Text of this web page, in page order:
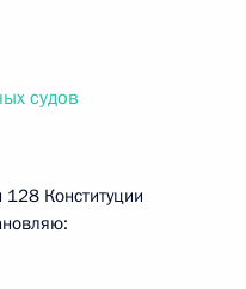
судов
128 Конституции